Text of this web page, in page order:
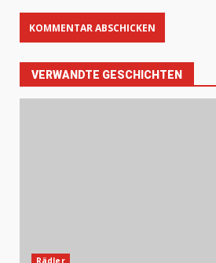
VERWANDTE GESCHICHTEN
Rädler